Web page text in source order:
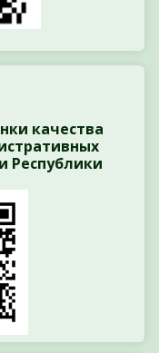
качества
Республики